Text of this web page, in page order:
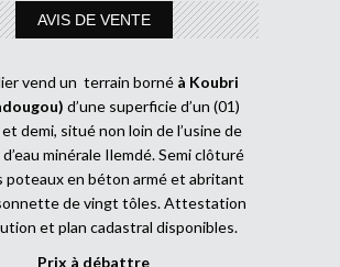
AVIS DE VENTE
vend un terrain borné à Koubri
d’une superficie d’un (01)
demi, situé non loin de l’usine de
minérale Ilemdé. Semi clôturé
poteaux en béton armé et abritant
de vingt tôles. Attestation
et plan cadastral disponibles.
Prix à débattre